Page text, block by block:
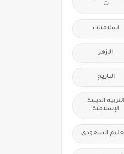
ث
اسلاميات
الازهر
التاريخ
التربية الدينية
الإسلامية
السعودى